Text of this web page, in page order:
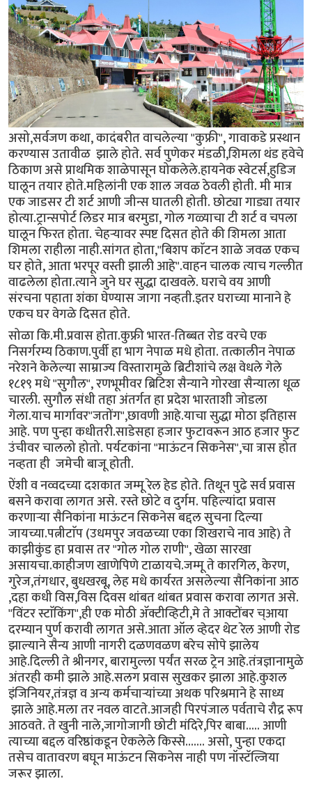
असो,सर्वजण कथा, कादंबरीत वाचलेल्या "कुफ्री", गावाकडे प्रस्थान
करण्यास उतावीळ झाले होते. सर्व पुणेकर मंडळी,शिमला थंड हवेचे
ठिकाण असे प्राथमिक शाळेपासून घोकलेले.हायनेक स्वेटर्स,हुडिज
घालून तयार होते.महिलांनी एक शाल जवळ ठेवली होती. मी मात्र
एक जाडसर टी शर्ट आणी जीन्स घातली होती. छोट्या गाड्या तयार
होत्या.ट्रान्सपोर्ट लिडर मात्र बरमुडा, गोल गळ्याचा टी शर्ट व चपला
घालून फिरत होता. चेहर्‍यावर स्पष्ट दिसत होते की शिमला आता
शिमला राहीला नाही.सांगत होता,"बिशप काॅटन शाळे जवळ एकच
घर होते, आता भरपूर वस्ती झाली आहे".वाहन चालक त्याच गल्लीत
वाढलेला होता.त्याने जुने घर सुद्धा दाखवले. घराचे वय आणी
संरचना पहाता शंका घेण्यास जागा नव्हती.इतर घराच्या मानाने हे
एकच घर वेगळे दिसत होते.
सोळा कि.मी.प्रवास होता.कुफ्री भारत-तिब्बत रोड वरचे एक
निसर्गरम्य ठिकाण.पुर्वी हा भाग नेपाळ मधे होता. तत्कालीन नेपाळ
नरेशने केलेल्या साम्राज्य विस्तारामुळे ब्रिटीशांचे लक्ष वेधले गेले
१८१९ मधे "सुगौल", रणभूमीवर ब्रिटिश सैन्याने गोरखा सैन्याला धूळ
चारली. सुगौल संधी तहा अंतर्गत हा प्रदेश भारताशी जोडला
गेला.याच मार्गावर"जतोंग",छावणी आहे.याचा सुद्धा मोठा इतिहास
आहे. पण पुन्हा कधीतरी.साडेसहा हजार फुटावरून आठ हजार फुट
उंचीवर चाललो होतो. पर्यटकांना "माऊंटन सिकनेस",चा त्रास होत
नव्हता ही जमेची बाजू होती.
ऐंशी व नव्वदच्या दशकात जम्मू रेल हेड होते. तिथून पुढे सर्व प्रवास
बसने करावा लागत असे. रस्ते छोटे व दुर्गम. पहिल्यांदा प्रवास
करणाऱ्या सैनिकांना माऊंटन सिकनेस बद्दल सुचना दिल्या
जायच्या.पत्नीटाॅप (उधमपुर जवळच्या एका शिखराचे नाव आहे) ते
काझीकुंड हा प्रवास तर "गोल गोल राणी", खेळा सारखा
असायचा.काहीजण खाणेपिणे टाळायचे.जम्मू ते कारगिल, केरण,
गुरेज,तंगधार, बुधखरबू, लेह मधे कार्यरत असलेल्या सैनिकांना आठ
,दहा कधी विस,विस दिवस थांबत थांबत प्रवास करावा लागत असे.
"विंटर स्टाॅकिंग",ही एक मोठी ॲक्टीव्हिटी,मे ते आक्टोंबर च्आया
दरम्यान पुर्ण करावी लागत असे.आता ऑल व्हेदर थेट रेल आणी रोड
झाल्याने सैन्य आणी नागरी दळणवळण बरेच सोपे झालेय
आहे.दिल्ली ते श्रीनगर, बारामुल्ला पर्यंत सरळ ट्रेन आहे.तंत्रज्ञानामुळे
अंतरही कमी झाले आहे.सलग प्रवास सुखकर झाला आहे.कुशल
इंजिनियर,तंत्रज्ञ व अन्य कर्मचाऱ्यांच्या अथक परिश्रमाने हे साध्य
झाले आहे.मला तर नवल वाटते.आजही पिरपंजाल पर्वताचे रौद्र रूप
आठवते. ते खुनी नाले,जागोजागी छोटी मंदिरे,पिर बाबा..... आणी
त्याच्या बद्दल वरिष्ठांकडून ऐकलेले किस्से....... असो, पुन्हा एकदा
तसेच वातावरण बघून माऊंटन सिकनेस नाही पण नॉस्टॅल्जिया
जरूर झाला.